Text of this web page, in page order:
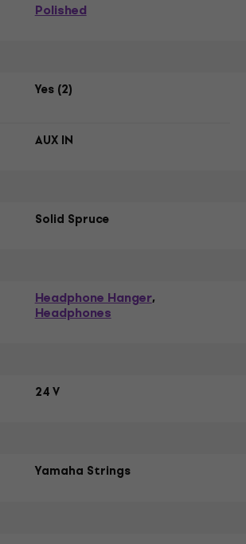
Polished
Yes (2)
AUX IN
Solid Spruce
Headphone Hanger,
Headphones
24 V
Yamaha Strings